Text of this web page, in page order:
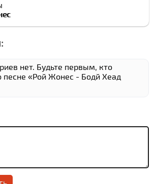
нет. Будьте первым, кто
песне «Рой Жонес - Бодй Хеад